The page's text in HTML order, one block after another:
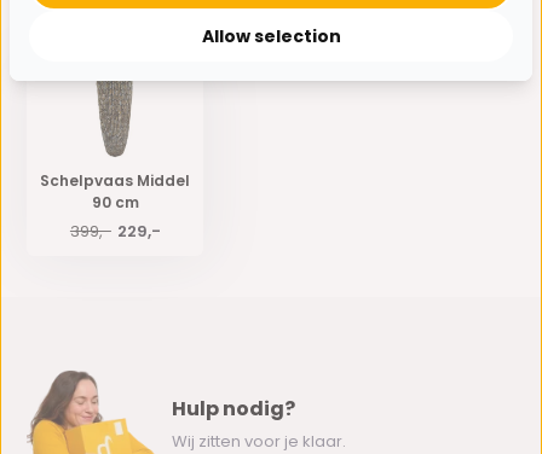
Eerder bekeken door jou
Schelpvaas Middel
90 cm
399,- 229,-
Hulp nodig?
Wij zitten voor je klaar.
Allow selection